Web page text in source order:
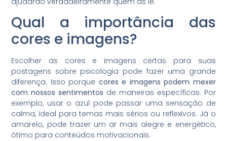
Qual a importância das
cores e imagens?
Escolher as cores e imagens certas para suas
postagens sobre psicologia pode fazer uma grande
diferença. Isso porque cores e imagens podem mexer
com nossos sentimentos de maneiras específicas. Por
exemplo, usar o azul pode passar uma sensação de
calma, ideal para temas mais sérios ou reflexivos. Já o
amarelo, pode trazer um ar mais alegre e energético,
ótimo para conteúdos motivacionais.